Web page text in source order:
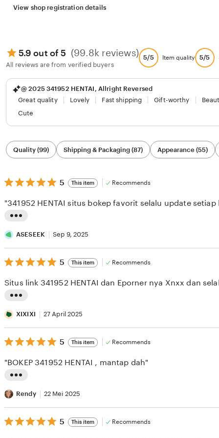
View shop registration details
5.9 out of 5 (99.8k reviews)
All reviews are from verified buyers
5/5 Item quality 5/5
@ 2025 341952 HENTAI, Allright Reversed
Great quality
Lovely Fast shipping Gift-worthy
Cute
Filter
by
category
Quality (99) Shipping & Packaging (87) Appearance (55)
5
out
5
stars
5 This item Recommends
i
s
t
n
r
e
v
e
b
y
A
"341952 HENTAI situs bokep favorit selalu update setiap
ASESEEK Sep 9, 2025
5
out
5
stars
5 This item Recommends
i
s
t
n
r
e
v
Situs link 341952 HENTAI dan Eporner nya Xnxx dan
XIXIXI 27 April 2025
5
out
5
stars
5 This item Recommends
i
s
t
"BOKEP 341952 HENTAI , mantap dah"
Rendy 22 Mei 2025
5
out
5 This item Recommends